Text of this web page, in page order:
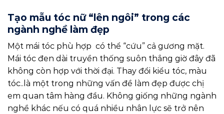
Tạo mẫu tóc nữ “lên ngôi” trong các
ngành nghề làm đẹp
Một mái tóc phù hợp có thể “cứu” cả gương mặt.
Mái tóc đen dài truyền thống suôn thẳng giờ đây đã
không còn hợp với thời đại. Thay đổi kiểu tóc, màu
tóc..là một trong những vấn đề làm đẹp được chị
em quan tâm hàng đầu. Không giống những ngành
nghề khác nếu có quá nhiều nhân lực sẽ trở nên